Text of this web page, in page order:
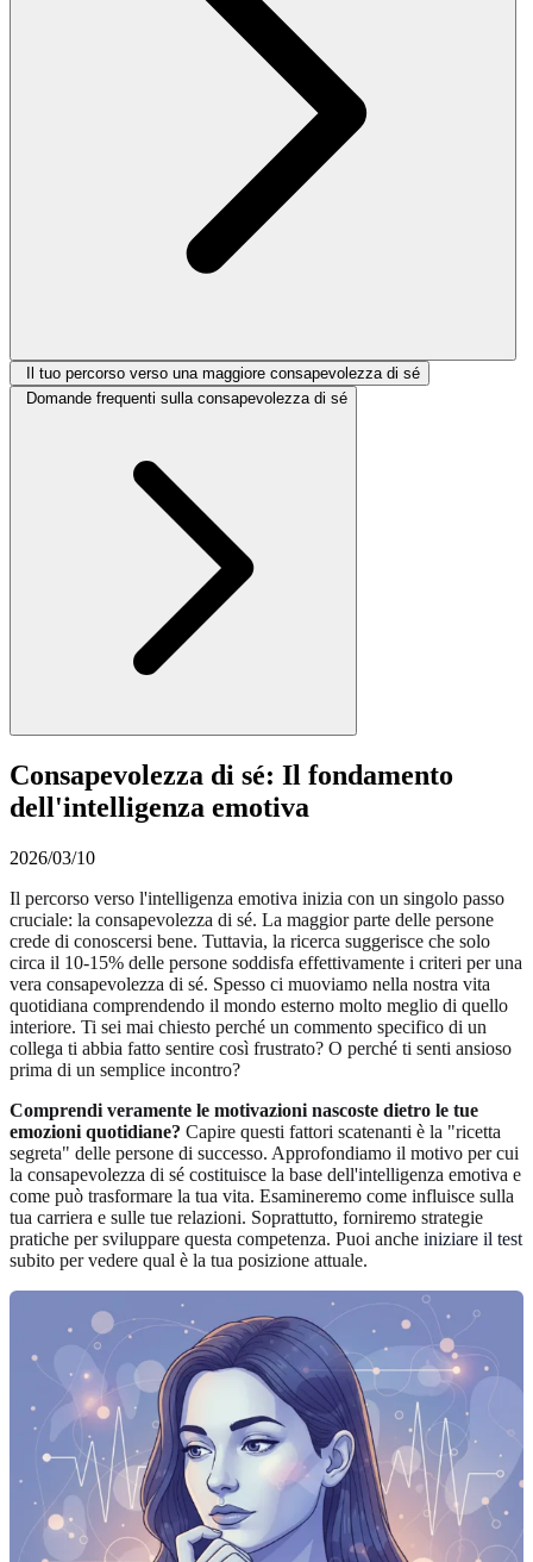
Il tuo percorso verso una maggiore consapevolezza di sé
Domande frequenti sulla consapevolezza di sé
Consapevolezza di sé: Il fondamento
dell'intelligenza emotiva
2026/03/10
Il percorso verso l'intelligenza emotiva inizia con un singolo passo
cruciale: la consapevolezza di sé. La maggior parte delle persone
crede di conoscersi bene. Tuttavia, la ricerca suggerisce che solo
circa il 10-15% delle persone soddisfa effettivamente i criteri per una
vera consapevolezza di sé. Spesso ci muoviamo nella nostra vita
quotidiana comprendendo il mondo esterno molto meglio di quello
interiore. Ti sei mai chiesto perché un commento specifico di un
collega ti abbia fatto sentire così frustrato? O perché ti senti ansioso
prima di un semplice incontro?
Comprendi veramente le motivazioni nascoste dietro le tue
emozioni quotidiane? Capire questi fattori scatenanti è la "ricetta
segreta" delle persone di successo. Approfondiamo il motivo per cui
la consapevolezza di sé costituisce la base dell'intelligenza emotiva e
come può trasformare la tua vita. Esamineremo come influisce sulla
tua carriera e sulle tue relazioni. Soprattutto, forniremo strategie
pratiche per sviluppare questa competenza. Puoi anche iniziare il test
subito per vedere qual è la tua posizione attuale.